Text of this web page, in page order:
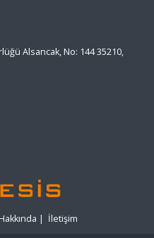
Alsancak, No: 144 35210,
| İletişim